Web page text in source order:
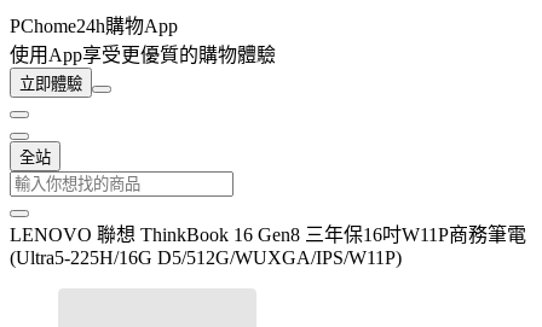
PChome24h購物App
使用App享受更優質的購物體驗
立即體驗
全站
LENOVO 聯想 ThinkBook 16 Gen8 三年保16吋W11P商務筆電
(Ultra5-225H/16G D5/512G/WUXGA/IPS/W11P)